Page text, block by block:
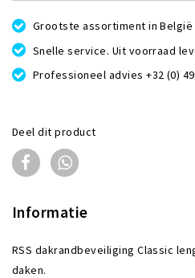
Grootste assortiment in België
Snelle service. Uit voorraad
Professioneel advies +32 (0)
Deel dit product
Informatie
RSS dakrandbeveiliging Classic
daken.